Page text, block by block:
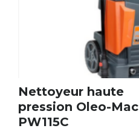
Nettoyeur haute
pression Oleo-Mac
PW115C